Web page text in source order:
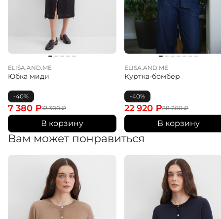
ELISA.AND.ME
Юбка миди
-40%
12 300₽
7 380 ₽
В корзину
ELISA.AND.ME
Куртка-бомбер
-40%
38 200₽
22 920 ₽
В корзину
Вам может понравиться